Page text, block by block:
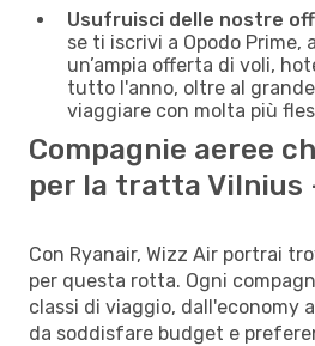
Usufruisci delle nostre
se ti iscrivi a Opodo Prime,
un’ampia offerta di voli,
tutto l'anno, oltre al
viaggiare con molta più
Compagnie aeree
per la tratta Vilnius
Con Ryanair, Wizz Air portrai
per questa rotta. Ogni
classi di viaggio, dall'economy
da soddisfare budget e